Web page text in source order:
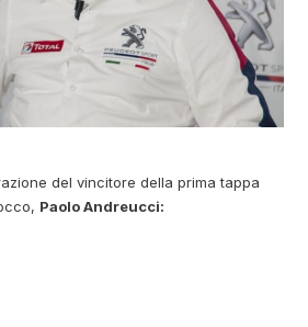
del vincitore della prima tappa
Paolo Andreucci: